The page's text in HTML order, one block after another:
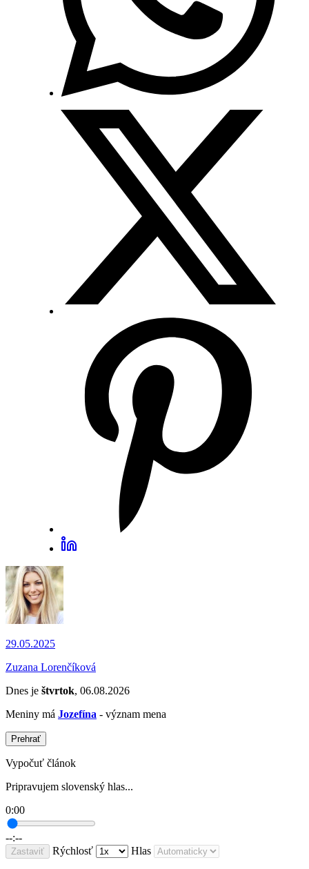
29.05.2025
Zuzana Lorenčíková
Dnes je štvrtok, 06.08.2026
Meniny má Jozefína - význam mena
Prehrať
Vypočuť článok
Pripravujem slovenský hlas...
0:00
--:--
Zastaviť Rýchlosť Hlas